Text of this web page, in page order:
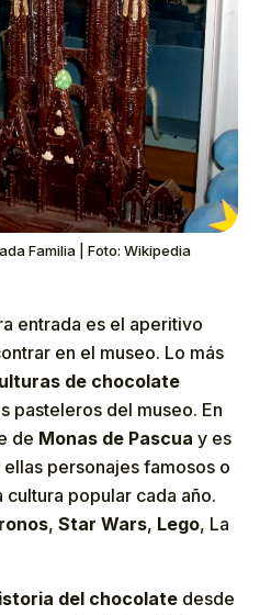
Familia | Foto: Wikipedia
entrada es el aperitivo
en el museo. Lo más
de chocolate
pasteleros del museo. En
de Monas de Pascua y es
personajes famosos o
popular cada año.
, Star Wars, Lego, La
del chocolate desde